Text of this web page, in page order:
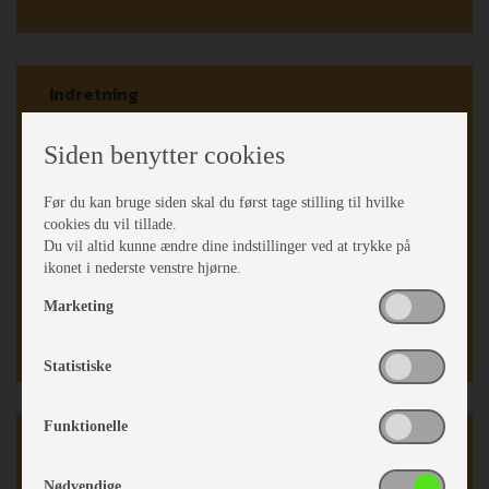
Indretning
Fransk seng
Dobbeltseng
Fransk soveværelse
Opred. I siddegrp.
Springmadrasser
Hæve/sænkebord
Kassettegardiner
Siden benytter cookies
Før du kan bruge siden skal du først tage stilling til hvilke
cookies du vil tillade.
Du vil altid kunne ændre dine indstillinger ved at trykke på
ikonet i nederste venstre hjørne.
Marketing
Statistiske
Funktionelle
Nødvendige